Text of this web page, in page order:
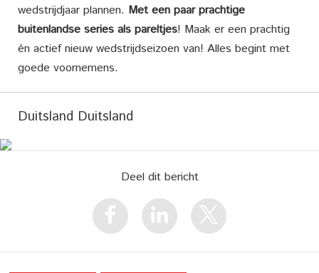
wedstrijdjaar plannen. Met een paar prachtige
buitenlandse series als pareltjes! Maak er een prachtig
én actief nieuw wedstrijdseizoen van! Alles begint met
goede voornemens.
Duitsland Duitsland
Deel dit bericht